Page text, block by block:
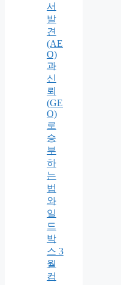
서
발
견
(AE
O)
과
신
뢰
(GE
O)
로
승
부
하
는
법
와
일
드
박
스 3
월
컴